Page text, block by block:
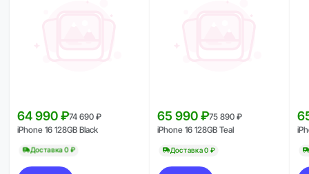
64 990 ₽74 690 ₽
iPhone 16 128GB Black
Доставка 0 ₽
65 990 ₽75 890 ₽
iPhone 16 128GB Teal
Доставка 0 ₽